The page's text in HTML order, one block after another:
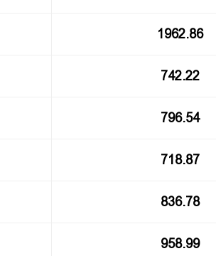
1962.86
742.22
796.54
718.87
836.78
958.99